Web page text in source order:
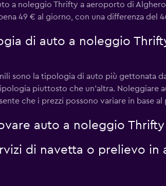
a noleggio Thrifty a aeroporto di
49 € al giorno, con una differenza del
di auto a noleggio
sono la tipologia di auto più gettonata
piuttosto che un'altra. Noleggiare
che i prezzi possono variare in base
auto a noleggio
di navetta o prelievo